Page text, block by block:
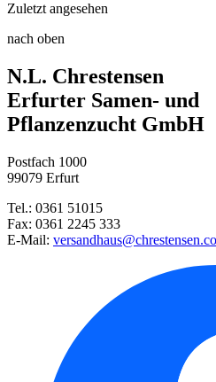
Mulch-Folie
Floragard Erdbeer- und Gemüsem ...
Sonnenhut Goldsturm
Pflanzkartoffel Birgit (rotsch ...
Frauenmantel
Zuletzt angesehen
Hummi®-Erdbeere Aroma Auslese
nach oben
N.L. Chrestensen
Erfurter Samen- und
Pflanzenzucht GmbH
Postfach 1000
99079 Erfurt
Tel.: 0361 51015
Fax: 0361 2245 333
E-Mail: